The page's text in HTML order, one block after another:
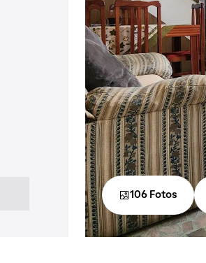
106 Fotos